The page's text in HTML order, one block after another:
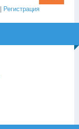
Регистрация